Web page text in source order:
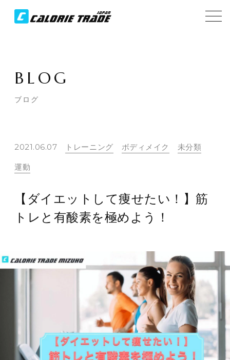
BLOG
ブログ
2021.06.07 トレーニング ボディメイク 未分類
運動
【ダイエットして痩せたい！】筋
トレと有酸素を極めよう！